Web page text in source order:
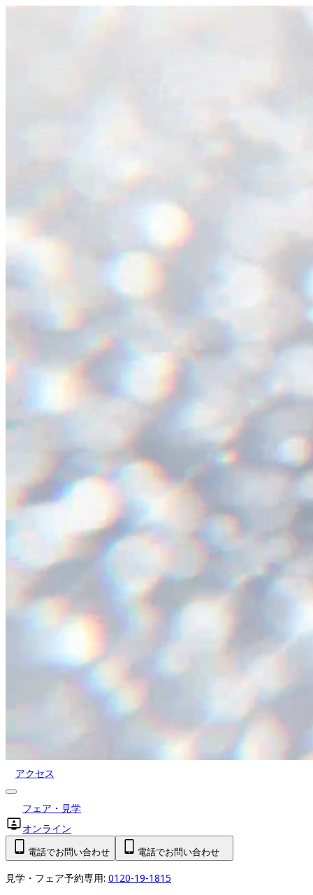
アクセス
フェア・見学
オンライン
電話でお問い合わせ 電話でお問い合わせ
見学・フェア予約専用: 0120-19-1815